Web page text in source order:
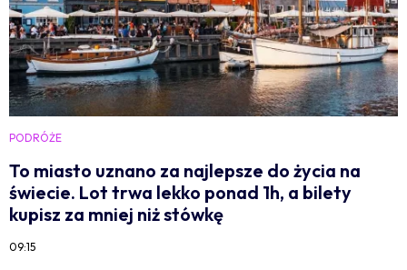
PODRÓŻE
To miasto uznano za najlepsze do życia na
świecie. Lot trwa lekko ponad 1h, a bilety
kupisz za mniej niż stówkę
09:15